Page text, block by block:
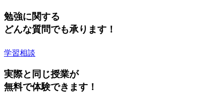
勉強に関する
どんな質問でも承ります！
学習相談
実際と同じ授業が
無料で体験できます！